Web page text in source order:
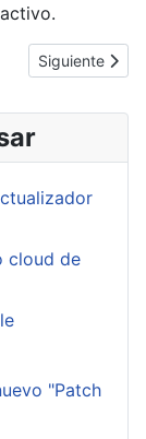
que fue hackeada
Artículo
Siguiente
cloud de
"Patch